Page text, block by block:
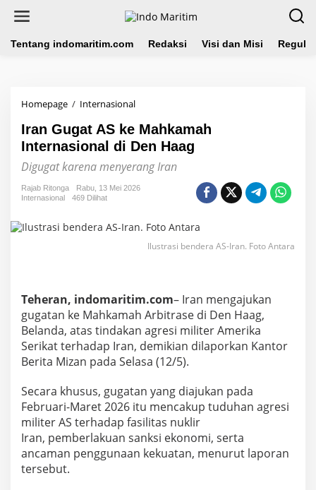
Tentang indomaritim.com Redaksi Visi dan Misi
Homepage / Internasional
n
G
u
a
S
h
k
a
m
h
t
e
r
n
s
Iran Gugat AS ke Mahkamah
Internasional di Den Haag
Digugat karena menyerang Iran
Rajab Ritonga
Rabu, 13 Mei 2026
Internasional
469 Dilihat
Ilustrasi bendera AS-Iran. Foto Antara
Teheran, indomaritim.com– Iran mengajukan
gugatan ke Mahkamah Arbitrase di Den Haag,
Belanda, atas tindakan agresi militer Amerika
Serikat terhadap Iran, demikian dilaporkan Kantor
Berita Mizan pada Selasa (12/5).
Secara khusus, gugatan yang diajukan pada
Februari-Maret 2026 itu mencakup tuduhan agresi
militer AS terhadap fasilitas nuklir
Iran, pemberlakuan sanksi ekonomi, serta
ancaman penggunaan kekuatan, menurut laporan
tersebut.